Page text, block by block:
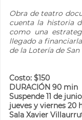
Obra de teatro
cuenta la historia
como una
llegado a
de la Lotería de San
Costo: $150
DURACIÓN 90 min
Suspende 11 de
jueves y viernes 20
Sala Xavier